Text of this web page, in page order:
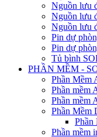
Nguồn lưu
Nguồn lưu
Nguồn lưu
Pin dự
Pin dự
Tủ bình
PHẦN MỀM -
Phần Mềm
Phần mềm
Phần mềm
Phần Mềm
Phần
Phần mềm